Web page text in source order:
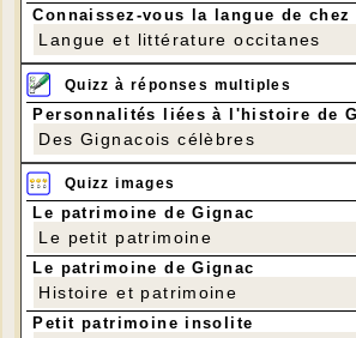
Connaissez-vous la langue de chez
Langue et littérature occitanes
Quizz à réponses multiples
Personnalités liées à l'histoire de
Des Gignacois célèbres
Quizz images
Le patrimoine de Gignac
Le petit patrimoine
Le patrimoine de Gignac
Histoire et patrimoine
Petit patrimoine insolite